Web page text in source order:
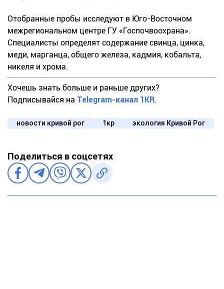
Отобранные пробы исследуют в Юго-Восточном
межрегиональном центре ГУ «Госпочвоохрана».
Специалисты определят содержание свинца, цинка,
меди, марганца, общего железа, кадмия, кобальта,
никеля и хрома.
Хочешь знать больше и раньше других?
Подписывайся на Telegram-канал 1KR.
новости кривой рог 1кр экология Кривой Рог
Поделиться в соцсетях